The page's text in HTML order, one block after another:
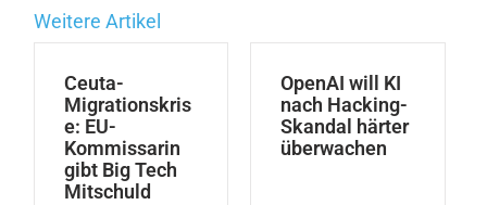
Weitere Artikel
Ceuta-
Migrationskris
e: EU-
Kommissarin
gibt Big Tech
Mitschuld
OpenAI will KI
nach Hacking-
Skandal härter
überwachen